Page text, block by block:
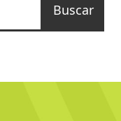
Buscar